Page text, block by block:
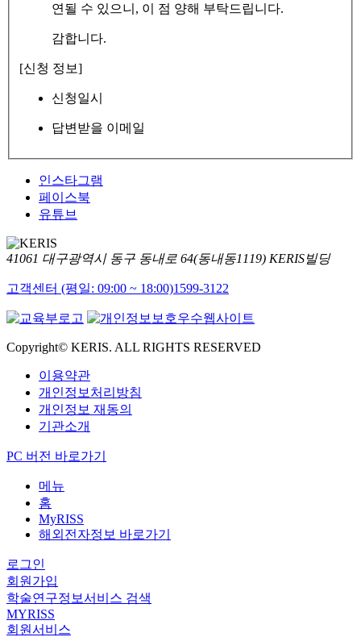
연될 수 있으니, 이 점 양해 부탁드립니다.
감합니다.
[신청 정보]
신청일시
답변받을 이메일
인스타그램
페이스북
유튜브
41061 대구광역시 동구 동내로 64(동내동1119) KERIS빌딩
고객센터 (평일: 09:00 ~ 18:00)1599-3122
Copyright© KERIS. ALL RIGHTS RESERVED
이용약관
개인정보처리방침
개인정보 재동의
기관소개
PC 버전 바로가기
메뉴
홈
MyRISS
해외전자정보 바로가기
로그인
회원가입
학술연구정보서비스 검색
MYRISS
회원서비스